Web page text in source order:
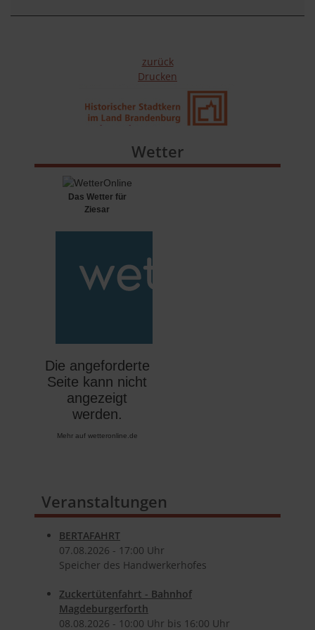
zurück
Drucken
Wetter
Das Wetter für
Ziesar
Mehr auf wetteronline.de
Veranstaltungen
BERTAFAHRT
07.​08.​2026 - 17:00 Uhr
Speicher des Handwerkerhofes
Zuckertütenfahrt - Bahnhof
Magdeburgerforth
08.​08.​2026 - 10:00 Uhr bis 16:00 Uhr